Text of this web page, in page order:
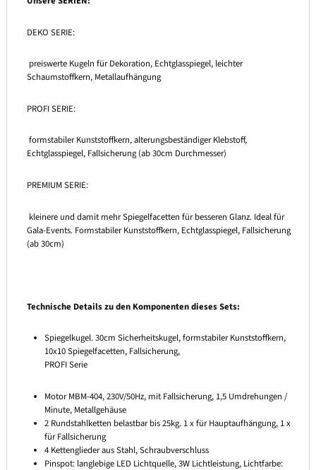
DEKO SERIE:
preiswerte Kugeln für Dekoration, Echtglasspiegel, leichter
Schaumstoffkern, Metallaufhängung
PROFI SERIE:
formstabiler Kunststoffkern, alterungsbeständiger Klebstoff,
Echtglasspiegel, Fallsicherung (ab 30cm Durchmesser)
PREMIUM SERIE:
kleinere und damit mehr Spiegelfacetten für besseren Glanz. Ideal für
Gala-Events. Formstabiler Kunststoffkern, Echtglasspiegel, Fallsicherung
(ab 30cm)
Technische Details zu den Komponenten dieses Sets:
Spiegelkugel. 30cm Sicherheitskugel, formstabiler Kunststoffkern,
10x10 Spiegelfacetten, Fallsicherung,
PROFI Serie
Motor MBM-404, 230V/50Hz, mit Fallsicherung, 1,5 Umdrehungen /
Minute, Metallgehäuse
2 Rundstahlketten belastbar bis 25kg. 1 x für Hauptaufhängung, 1 x
für Fallsicherung
4 Kettenglieder aus Stahl, Schraubverschluss
Pinspot: langlebige LED Lichtquelle, 3W Lichtleistung, Lichtfarbe: